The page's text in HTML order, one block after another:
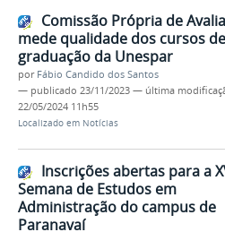
Comissão Própria de
mede qualidade dos cursos de
graduação da Unespar
por Fábio Candido dos Santos
— publicado 23/11/2023 — última
22/05/2024 11h55
Localizado em Notícias
Inscrições abertas para a
Semana de Estudos em
Administração do campus de
Paranavaí